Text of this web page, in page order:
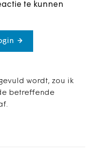
te kunnen
wordt, zou ik
betreffende